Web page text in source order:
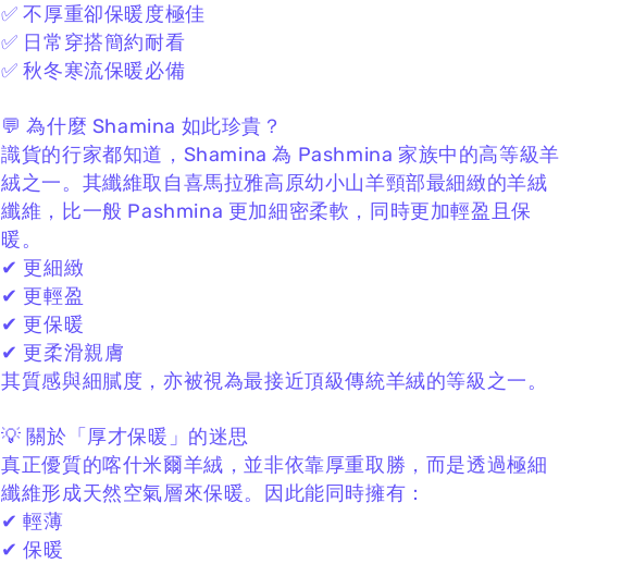
✅ 不厚重卻保暖度極佳
✅ 日常穿搭簡約耐看
✅ 秋冬寒流保暖必備
💬 為什麼 Shamina 如此珍貴？
識貨的行家都知道， Shamina 為 Pashmina 家族中的高等級羊
絨之一。 其纖維取自喜馬拉雅高原幼小山羊頸部最細緻的羊絨
纖維， 比一般 Pashmina 更加細密柔軟， 同時更加輕盈且保
暖。
✔ 更細緻
✔ 更輕盈
✔ 更保暖
✔ 更柔滑親膚
其質感與細膩度， 亦被視為最接近頂級傳統羊絨的等級之一。
💡 關於「厚才保暖」的迷思
真正優質的喀什米爾羊絨， 並非依靠厚重取勝， 而是透過極細
纖維形成天然空氣層來保暖。
因此能同時擁有：
✔ 輕薄
✔ 保暖